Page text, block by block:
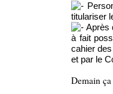
titulariser
Après
à fait
cahier
et par le
Demain